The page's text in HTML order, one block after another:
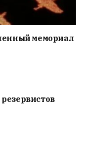
мемориал